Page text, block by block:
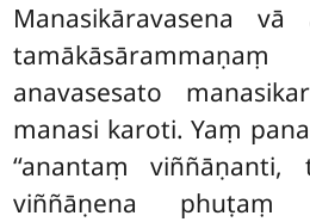
Manasikāravasena
anavasesato
manasi karoti. Yaṃ
‘‘anantaṃ viññāṇanti,
viññāṇena phuṭaṃ